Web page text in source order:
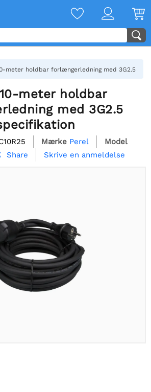
meter holdbar forlængerledning med 3G2.5
meter holdbar
med 3G2.5
Mærke Perel
Model
Share Skrive en anmeldelse